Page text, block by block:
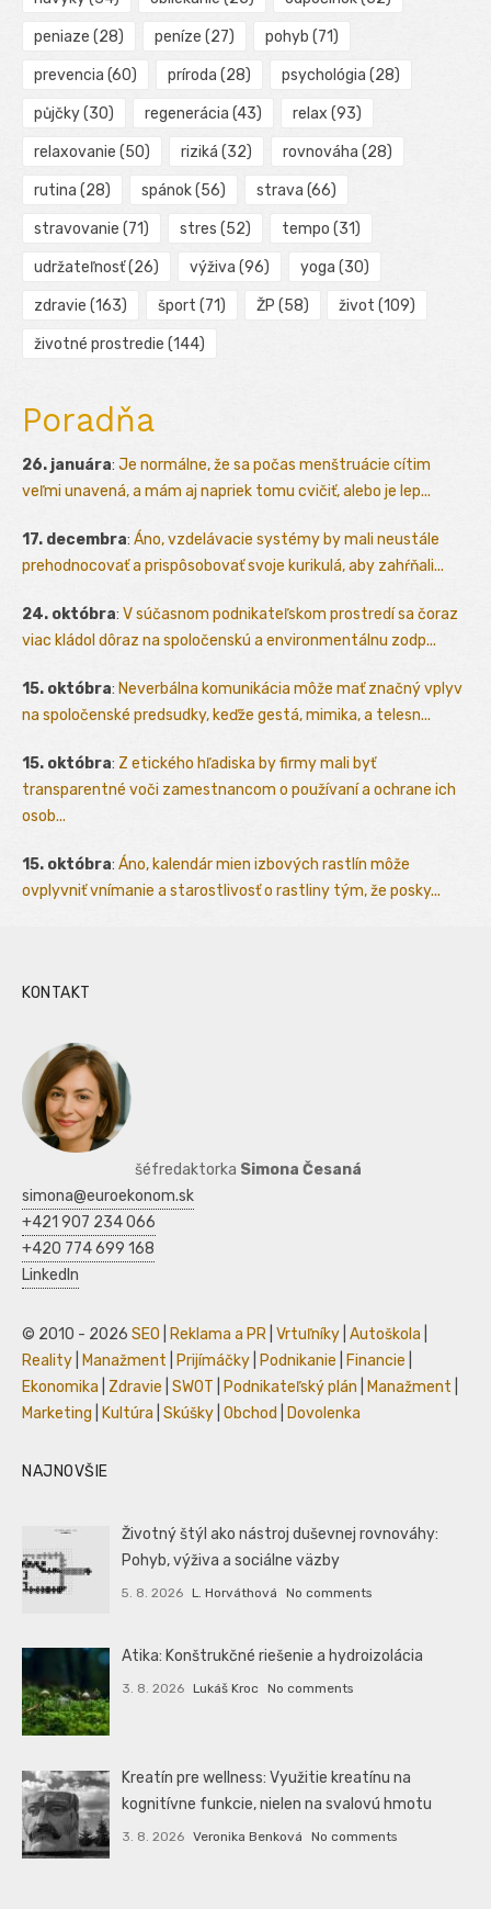
peniaze (28) peníze (27) pohyb (71)
prevencia (60) príroda (28) psychológia (28)
půjčky(30) regenerácia (43) relax (93)
relaxovanie (50) riziká (32) rovnováha (28)
rutina (28) spánok(56) strava (66)
stravovanie (71) stres (52) tempo (31)
udržateľnosť(26) výživa (96) yoga (30)
zdravie (163) šport (71) ŽP (58) život (109)
životné prostredie (144)
Poradňa
26. januára: Je normálne, že sa počas menštruácie cítim
veľmi unavená, a mám aj napriek tomu cvičiť, alebo je lep...
17. decembra: Áno, vzdelávacie systémy by mali neustále
prehodnocovať a prispôsobovať svoje kurikulá, aby zahŕňali...
24. októbra: V súčasnom podnikateľskom prostredí sa čoraz
viac kládol dôraz na spoločenskú a environmentálnu zodp...
15. októbra: Neverbálna komunikácia môže mať značný vplyv
na spoločenské predsudky, keďže gestá, mimika, a telesn...
15. októbra: Z etického hľadiska by firmy mali byť
transparentné voči zamestnancom o používaní a ochrane ich
osob...
15. októbra: Áno, kalendár mien izbových rastlín môže
ovplyvniť vnímanie a starostlivosť o rastliny tým, že posky...
KONTAKT
šéfredaktorka Simona Česaná
simona@euroekonom.sk
+421 907 234 066
+420 774 699 168
LinkedIn
© 2010 - 2026 SEO Reklama a PR Vrtuľníky Autoškola
Reality
Manažment Prijímáčky Podnikanie Financie
Ekonomika
Zdravie SWOT Podnikateľský plán Manažment
Marketing
Kultúra Skúšky Obchod Dovolenka
NAJNOVŠIE
Životný štýl ako nástroj duševnej rovnováhy:
Pohyb, výživa a sociálne väzby
5. 8. 2026 L. Horváthová No comments
Atika: Konštrukčné riešenie a hydroizolácia
3. 8. 2026 Lukáš Kroc No comments
Kreatín pre wellness: Využitie kreatínu na
kognitívne funkcie, nielen na svalovú hmotu
3. 8. 2026 Veronika Benková No comments